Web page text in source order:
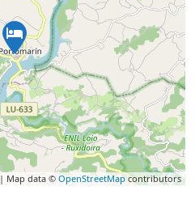
| Map data © OpenStreetMapcontributors